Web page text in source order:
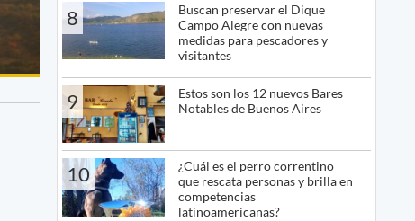
8
Buscan preservar el Dique
Campo Alegre con nuevas
medidas para pescadores y
visitantes
9
Estos son los 12 nuevos Bares
Notables de Buenos Aires
10
¿Cuál es el perro correntino
que rescata personas y brilla en
competencias
latinoamericanas?